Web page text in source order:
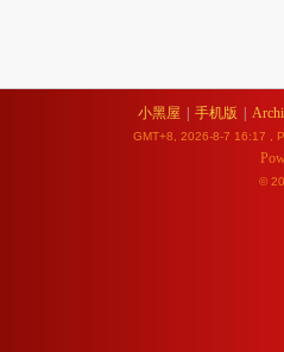
小黑屋 手机版
GMT+8, 2026-8-7 16:17 ,
©